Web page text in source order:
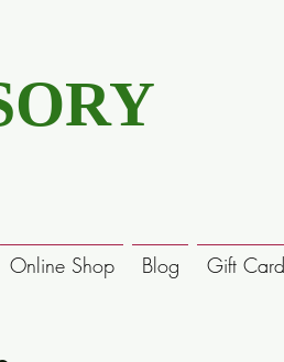
Online Shop Blog Gift Card